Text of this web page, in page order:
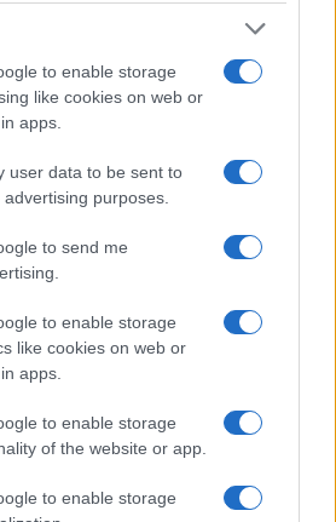
to enable storage
like cookies on web or
apps.
user data to be sent to
purposes.
to send me
to enable storage
like cookies on web or
apps.
to enable storage
of the website or app.
to enable storage
in cui se vedi un serpente,
vedi un serpente, la prima
da fare per assumere un
di serpenti. Poi costituisci un
Qual è nel frattempo
Nessuna. Se il serpente
danni lo lasci muovere
padiglioni dello stabilimento!”